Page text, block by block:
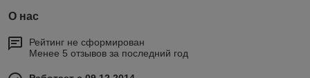
О нас
Рейтинг не сформирован
Менее 5 отзывов за последний год